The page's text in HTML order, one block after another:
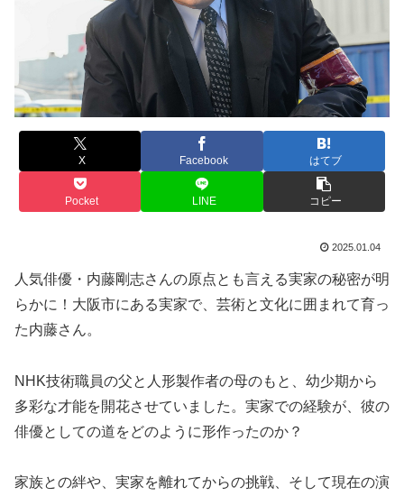
X Facebook はてブ
Pocket LINE コピー
2025.01.04
人気俳優・内藤剛志さんの原点とも言える実家の秘密が明
らかに！大阪市にある実家で、芸術と文化に囲まれて育っ
た内藤さん。
NHK技術職員の父と人形製作者の母のもと、幼少期から
多彩な才能を開花させていました。実家での経験が、彼の
俳優としての道をどのように形作ったのか？
家族との絆や、実家を離れてからの挑戦、そして現在の演